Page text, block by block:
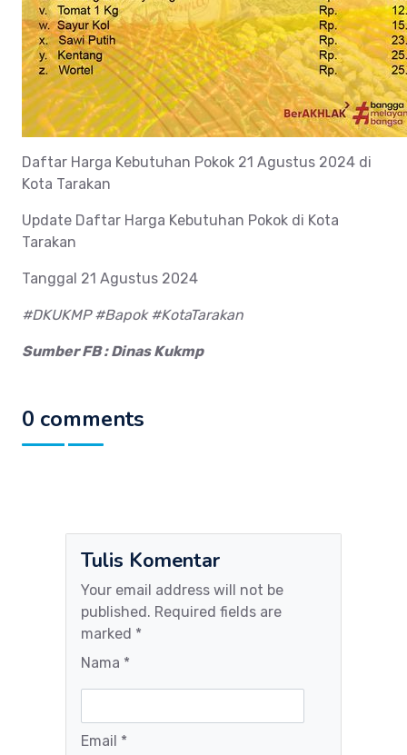
Daftar Harga Kebutuhan Pokok 21 Agustus 2024 di
Kota Tarakan
Update Daftar Harga Kebutuhan Pokok di Kota
Tarakan
Tanggal 21 Agustus 2024
#DKUKMP #Bapok #KotaTarakan
Sumber FB : Dinas Kukmp
0 comments
Tulis Komentar
Your email address will not be
published. Required fields are
marked *
Nama *
Email *